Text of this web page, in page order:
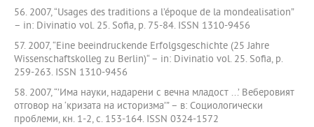
56. 2007, “Usages des traditions a l’époque de la mondealisation”
– in: Divinatio vol. 25. Sofia, p. 75-84. ISSN 1310-9456
57. 2007, “Eine beeindruckende Erfolgsgeschichte (25 Jahre
Wissenschaftskolleg zu Berlin)“ – in: Divinatio vol. 25. Sofia, p.
259-263. ISSN 1310-9456
58. 2007, “’Има науки, надарени с вечна младост ...’ Веберовият
отговор на ‘кризата на историзма’” – в: Социологически
проблеми, кн. 1-2, с. 153-164. ISSN 0324-1572